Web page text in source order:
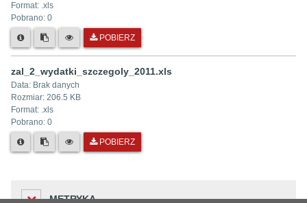
Format: .xls
Pobrano: 0
POBIERZ
zal_2_wydatki_szczegoly_2011.xls
Data: Brak danych
Rozmiar: 206.5 KB
Format: .xls
Pobrano: 0
POBIERZ
METRYKA